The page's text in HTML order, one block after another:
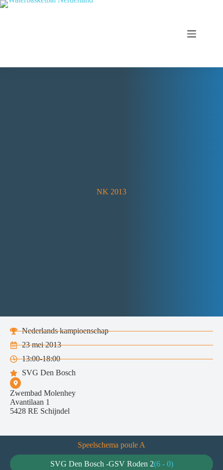
NK 2013
Nederlands kampioenschap
23 mei 2013
13:00-18:00
SVG Den Bosch
Zwembad Molenhey
Avantilaan 1
5428 RE Schijndel
Speelschema poule A
SVG Den Bosch -GSV Roden 2(6 - 0)